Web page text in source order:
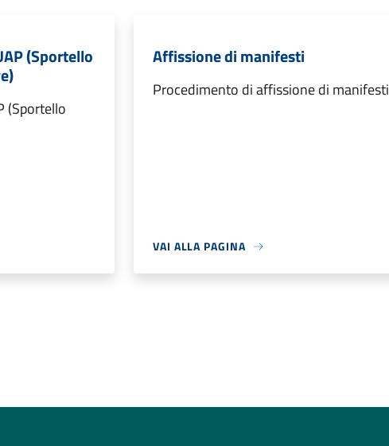
(Sportello
(Sportello
Affissione di manifesti
Procedimento di affissione di manifesti
VAI ALLA PAGINA